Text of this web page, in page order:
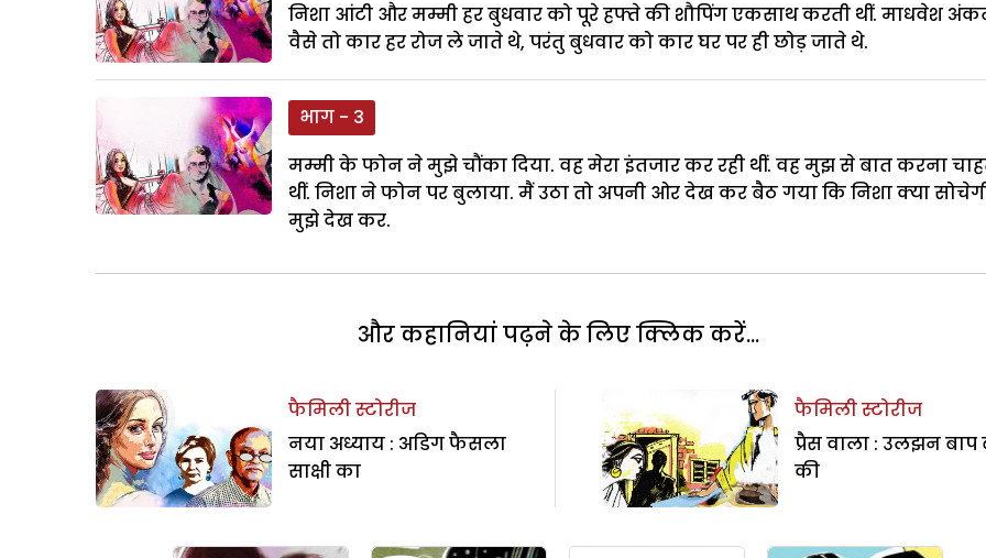
निशा आंटी और मम्मी हर बुधवार को पूरे हफ्ते की शौपिंग एकसाथ करती थीं. माधवेश
वैसे तो कार हर रोज ले जाते थे, परंतु बुधवार को कार घर पर ही छोड़ जाते थे.
भाग - 3
मम्मी के फोन ने मुझे चौंका दिया. वह मेरा इंतजार कर रही थीं. वह मुझ से बात करना
थीं. निशा ने फोन पर बुलाया. मैं उठा तो अपनी ओर देख कर बैठ गया कि निशा क्या
मुझे देख कर.
और कहानियां पढ़ने के लिए क्लिक करें...
फैमिली स्टोरीज
नया अध्याय : अडिग फैसला
साक्षी का
फैमिली स्टोरीज
प्रैस वाला : उलझन बाप
की